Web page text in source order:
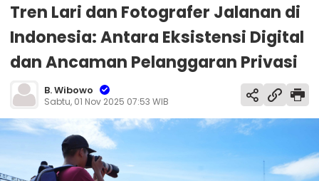
Tren Lari dan Fotografer Jalanan di
Indonesia: Antara Eksistensi Digital
dan Ancaman Pelanggaran Privasi
B. Wibowo
Sabtu, 01 Nov 2025 07:53 WIB